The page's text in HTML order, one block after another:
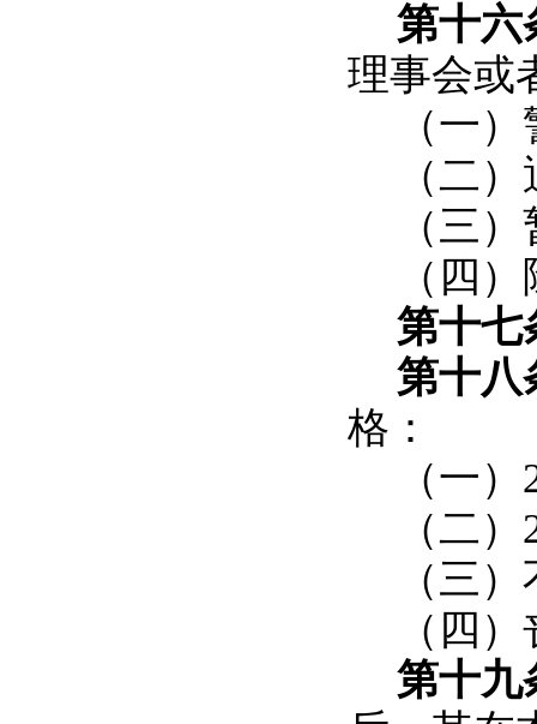
第十六
理事会或
（一
（二
（三
（四
第十七
第十八
格：
（一
（二
（三
（四
第十